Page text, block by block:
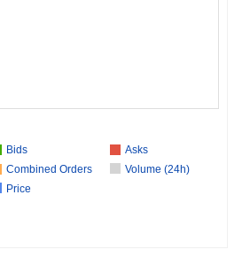
Bids
Asks
Combined Orders
Volume (24h)
Price